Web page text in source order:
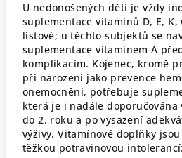
U nedonošených dětí je vždy
suplementace vitamínů D, E, K,
listové; u těchto subjektů se
suplementace vitaminem A
komplikacím. Kojenec, kromě
při narození jako prevence
onemocnění, potřebuje
která je i nadále doporučována
do 2. roku a po vysazení
výživy. Vitamínové doplňky
těžkou potravinovou